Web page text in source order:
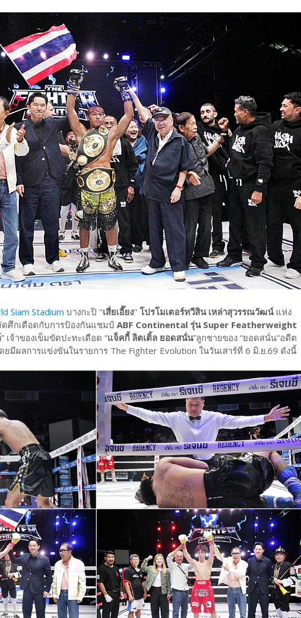
Siam Stadium บางกะปิ "เสี่ยเอี๊ยง" โปรโมเตอร์ทวีสิน เหล่าสุวรรณวัฒน์แห่ง
ดศึกเดือดกับการป้องกันแชมป์ ABF Continental รุ่น Super Featherweight
” เจ้าของเข็มขัดปะทะเดือด “แจ็คกี้ ลิตเติ้ล ยอดสนั่น”ลูกชายของ “ยอดสนั่น"อดีต
มีผลการแข่งขันในรายการ The Fighter Evolution ในวันเสาร์ที่ 6 มิ.ย.69 ดังนี้